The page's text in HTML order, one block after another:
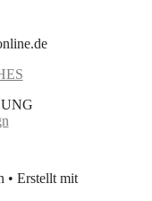
• Erstellt mit